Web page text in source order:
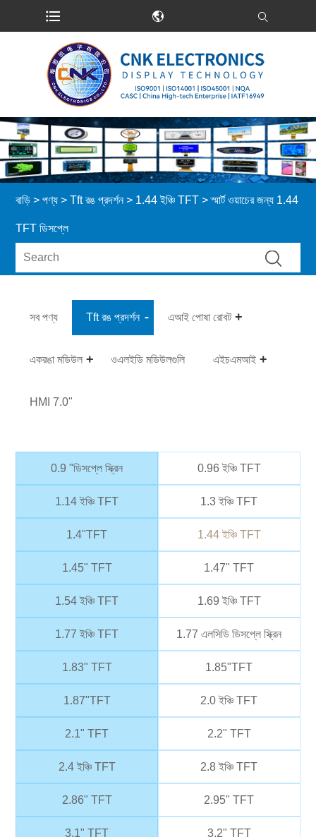
বাড়ি > পণ্য >Tft রঙ প্রদর্শন> 1.44 ইঞ্চি TFT > স্মার্ট ওয়াচের জন্য 1.44
TFT ডিসপ্লে
সব পণ্য Tft রঙ প্রদর্শন এআই পোষা রোবট
একরঙা মডিউল ওএলইডি মডিউলগুলি এইচএমআই
HMI 7.0"
0.9 "ডিসপ্লে স্ক্রিন 0.96 ইঞ্চি TFT
1.14 ইঞ্চি TFT 1.3 ইঞ্চি TFT
1.4"TFT 1.44 ইঞ্চি TFT
1.45" TFT 1.47" TFT
1.54 ইঞ্চি TFT 1.69 ইঞ্চি TFT
1.77 ইঞ্চি TFT 1.77 এলসিডি ডিসপ্লে স্ক্রিন
1.83" TFT 1.85"TFT
1.87"TFT 2.0 ইঞ্চি TFT
2.1" TFT 2.2" TFT
2.4 ইঞ্চি TFT 2.8 ইঞ্চি TFT
2.86" TFT 2.95" TFT
3.1" TFT 3.2" TFT